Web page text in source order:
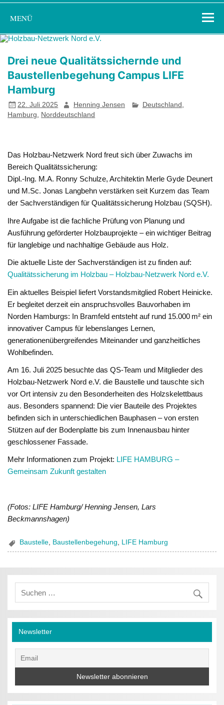
Zum
springen
Holzbau-
Netzwerk Nord
e.V.
MENÜ
Drei neue Qualitätssichernde und
Baustellenbegehung Campus LIFE
Hamburg
22. Juli 2025 Henning Jensen Deutschland ,
Hamburg, Norddeutschland
Das Holzbau-Netzwerk Nord freut sich über Zuwachs im
Bereich Qualitätssicherung:
Dipl.-Ing. M.A. Ronny Schulze, Architektin Merle Gyde Deunert
und M.Sc. Jonas Langbehn verstärken seit Kurzem das Team
der Sachverständigen für Qualitätssicherung Holzbau (SQSH).
Ihre Aufgabe ist die fachliche Prüfung von Planung und
Ausführung geförderter Holzbauprojekte – ein wichtiger Beitrag
für langlebige und nachhaltige Gebäude aus Holz.
Die aktuelle Liste der Sachverständigen ist zu finden auf:
Qualitätssicherung im Holzbau – Holzbau-Netzwerk Nord e.V.
Ein aktuelles Beispiel liefert Vorstandsmitglied Robert Heinicke.
Er begleitet derzeit ein anspruchsvolles Bauvorhaben im
Norden Hamburgs: In Bramfeld entsteht auf rund 15.000 m² ein
innovativer Campus für lebenslanges Lernen,
generationenübergreifendes Miteinander und ganzheitliches
Wohlbefinden.
Am 16. Juli 2025 besuchte das QS-Team und Mitglieder des
Holzbau-Netzwerk Nord e.V. die Baustelle und tauschte sich
vor Ort intensiv zu den Besonderheiten des Holzskelettbaus
aus. Besonders spannend: Die vier Bauteile des Projektes
befinden sich in unterschiedlichen Bauphasen – von ersten
Stützen auf der Bodenplatte bis zum Innenausbau hinter
geschlossener Fassade.
Mehr Informationen zum Projekt: LIFE HAMBURG –
Gemeinsam Zukunft gestalten
(Fotos: LIFE Hamburg/ Henning Jensen, Lars
Beckmannshagen)
Baustelle, Baustellenbegehung, LIFE Hamburg
Newsletter